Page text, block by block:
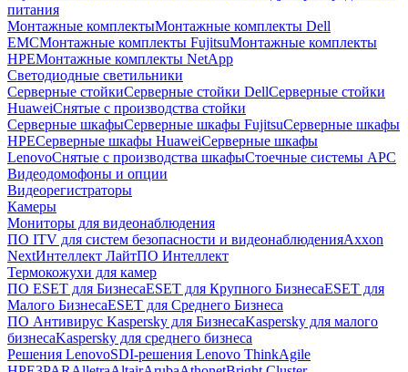
питания
Монтажные комплектыМонтажные комплекты Dell
EMCМонтажные комплекты FujitsuМонтажные комплекты
HPEМонтажные комплекты NetApp
Светодиодные светильники
Серверные стойкиСерверные стойки DellСерверные стойки
HuaweiСнятые с производства стойки
Серверные шкафыСерверные шкафы FujitsuСерверные шкафы
HPEСерверные шкафы HuaweiСерверные шкафы
LenovoСнятые с производства шкафыСтоечные системы APC
Видеодомофоны и опции
Видеорегистраторы
Камеры
Мониторы для видеонаблюдения
ПО ITV для систем безопасности и видеонаблюденияAxxon
NextИнтеллект ЛайтПО Интеллект
Термокожухи для камер
ПО ESET для БизнесаESET для Крупного БизнесаESET для
Малого БизнесаESET для Среднего Бизнеса
ПО Антивирус Kaspersky для БизнесаKaspersky для малого
бизнесаKaspersky для среднего бизнеса
Решения LenovoSDI-решения Lenovo ThinkAgile